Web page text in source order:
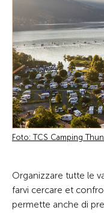
Foto: TCS Camping
Organizzare tutte le
farvi cercare et
permette anche di